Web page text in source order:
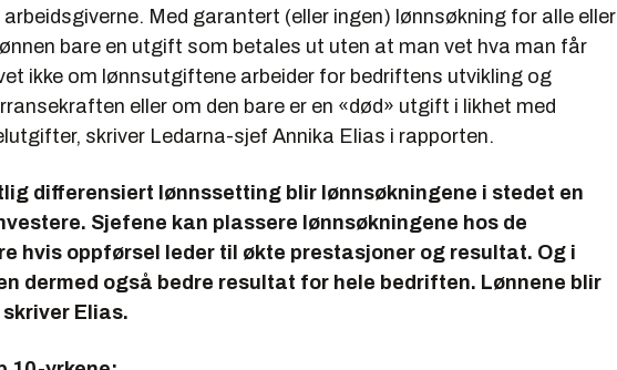
arbeidsgiverne. Med garantert (eller ingen) lønnsøkning for alle eller
bare en utgift som betales ut uten at man vet hva man får
ikke om lønnsutgiftene arbeider for bedriftens utvikling og
eller om den bare er en «død» utgift i likhet med
skriver Ledarna-sjef Annika Elias i rapporten.
differensiert lønnssetting blir lønnsøkningene i stedet en
Sjefene kan plassere lønnsøkningene hos de
hvis oppførsel leder til økte prestasjoner og resultat. Og i
dermed også bedre resultat for hele bedriften. Lønnene blir
skriver Elias.